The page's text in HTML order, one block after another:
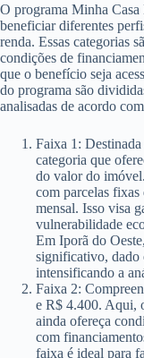
O programa Minha Casa
beneficiar diferentes
renda. Essas categorias
condições de
que o benefício seja
do programa são
analisadas de acordo
Faixa 1:
categoria que
do valor do
com parcelas
mensal. Isso visa
vulnerabilidade
Em Iporã do
significativo, dado
intensificando a
Faixa 2:
e R$ 4.400. Aqui,
ainda ofereça
com
faixa é ideal para